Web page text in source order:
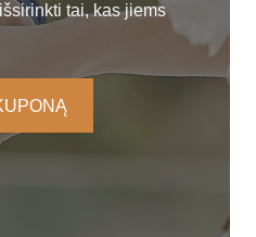
tai, kas jiems